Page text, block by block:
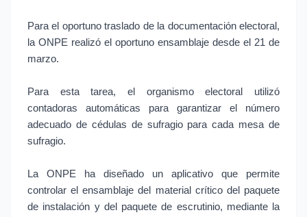
Para el oportuno traslado de la documentación electoral,
la ONPE realizó el oportuno ensamblaje desde el 21 de
marzo.
Para esta tarea, el organismo electoral utilizó
contadoras automáticas para garantizar el número
adecuado de cédulas de sufragio para cada mesa de
sufragio.
La ONPE ha diseñado un aplicativo que permite
controlar el ensamblaje del material crítico del paquete
de instalación y del paquete de escrutinio, mediante la